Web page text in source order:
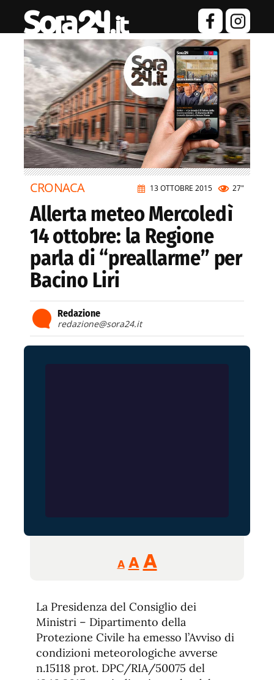
13 OTTOBRE 2015 27"
CRONACA
Allerta meteo Mercoledì
14 ottobre: la Regione
parla di “preallarme” per
Bacino Liri
Redazione
redazione@sora24.it
A
Reducir
tamaño
A Restablecer
de
fuente
AAumentar
de
fuente.
La Presidenza del Consiglio dei
Ministri – Dipartimento della
Protezione Civile ha emesso l’Avviso di
condizioni meteorologiche avverse
n.15118 prot. DPC/RIA/50075 del